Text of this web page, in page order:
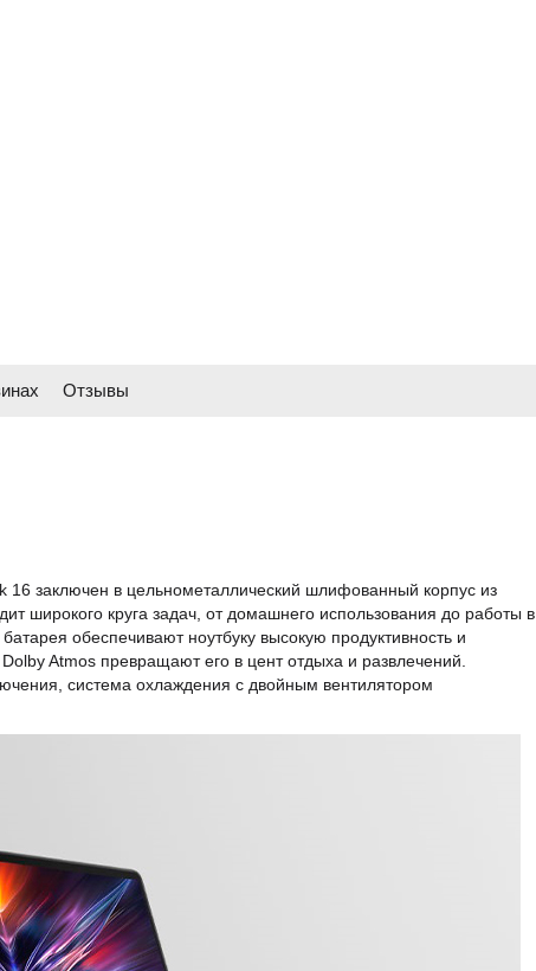
Отзывы
заключен в цельнометаллический шлифованный корпус из
широкого круга задач, от домашнего использования до работы в
обеспечивают ноутбуку высокую продуктивность и
Atmos превращают его в цент отдыха и развлечений.
система охлаждения с двойным вентилятором